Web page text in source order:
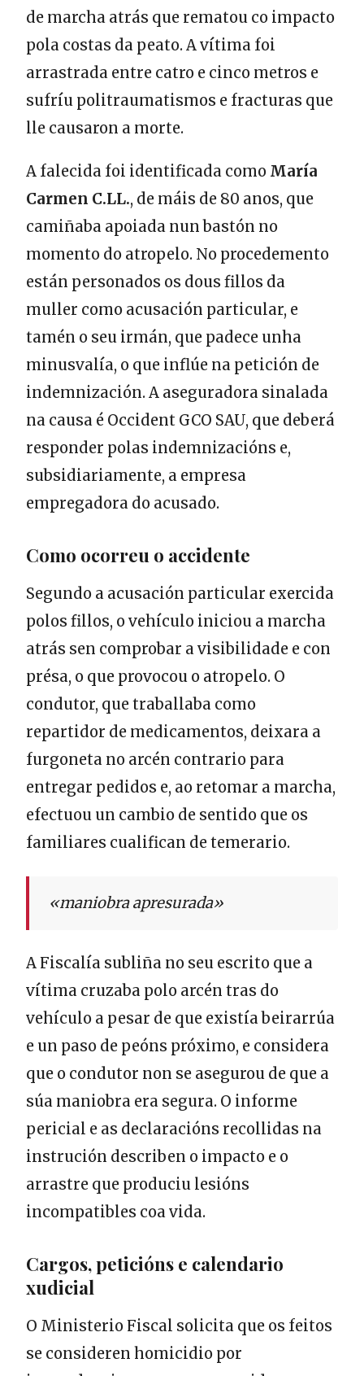
de marcha atrás que rematou co impacto
pola costas da peato. A vítima foi
arrastrada entre catro e cinco metros e
sufríu politraumatismos e fracturas que
lle causaron a morte.
A falecida foi identificada como María
Carmen C.LL., de máis de 80 anos, que
camiñaba apoiada nun bastón no
momento do atropelo. No procedemento
están personados os dous fillos da
muller como acusación particular, e
tamén o seu irmán, que padece unha
minusvalía, o que inflúe na petición de
indemnización. A aseguradora sinalada
na causa é Occident GCO SAU, que deberá
responder polas indemnizacións e,
subsidiariamente, a empresa
empregadora do acusado.
Como ocorreu o accidente
Segundo a acusación particular exercida
polos fillos, o vehículo iniciou a marcha
atrás sen comprobar a visibilidade e con
présa, o que provocou o atropelo. O
condutor, que traballaba como
repartidor de medicamentos, deixara a
furgoneta no arcén contrario para
entregar pedidos e, ao retomar a marcha,
efectuou un cambio de sentido que os
familiares cualifican de temerario.
«maniobra apresurada»
A Fiscalía subliña no seu escrito que a
vítima cruzaba polo arcén tras do
vehículo a pesar de que existía beirarrúa
e un paso de peóns próximo, e considera
que o condutor non se asegurou de que a
súa maniobra era segura. O informe
pericial e as declaracións recollidas na
instrución describen o impacto e o
arrastre que produciu lesións
incompatibles coa vida.
Cargos, peticións e calendario
xudicial
O Ministerio Fiscal solicita que os feitos
se consideren homicidio por